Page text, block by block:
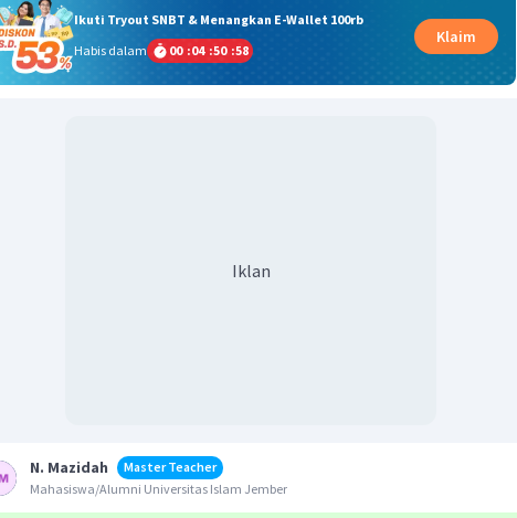
Ikuti Tryout SNBT & Menangkan E-Wallet 100rb
Habis dalam
00 :04 :50 :57
Klaim
Iklan
N. Mazidah
Master Teacher
Mahasiswa/Alumni Universitas Islam Jember